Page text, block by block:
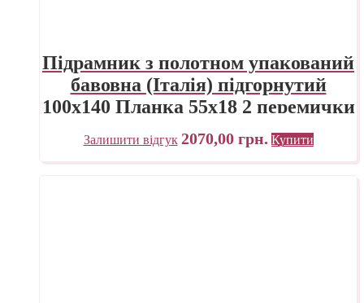
Підрамник з полотном упакований
бавовна (Італія) підгорнутий
100х140 Планка 55х18 2 перемички
«Трек» Україна
Залишити відгук 2070,00 грн. Купити